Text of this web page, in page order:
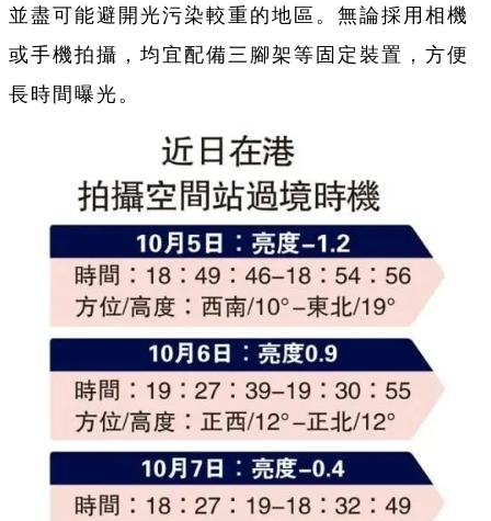
並盡可能避開光污染較重的地區。無論採用相機
或手機拍攝，均宜配備三腳架等固定裝置，方便
長時間曝光。